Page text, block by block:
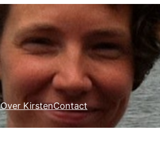
Over KirstenContact